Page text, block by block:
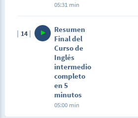
05:31 min
14
Resumen
Final del
Curso de
Inglés
intermedio
completo
en 5
minutos
05:00 min